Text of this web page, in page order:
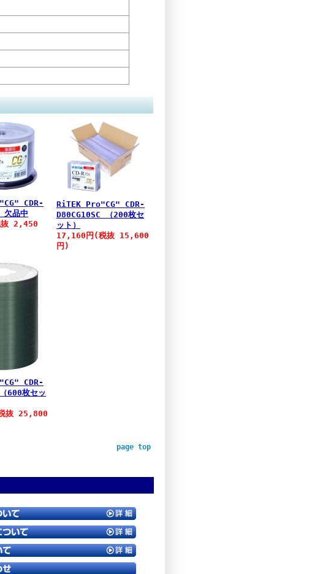
CDR-
欠品中
2,450
RiTEK Pro"CG" CDR-
D80CG10SC （200枚セ
ット）
17,160円(税抜 15,600
円)
CDR-
600枚セッ
抜 25,800
page top